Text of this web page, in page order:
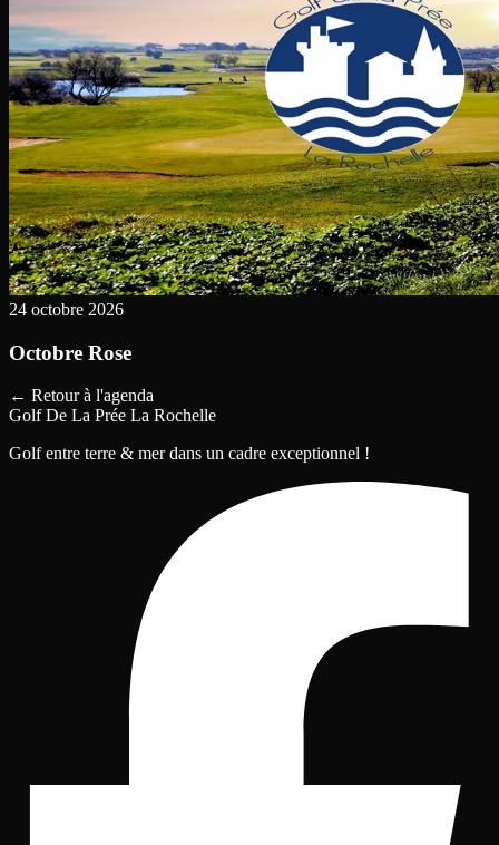
24 octobre 2026
Octobre Rose
← Retour à l'agenda
Golf De La Prée La Rochelle
Golf entre terre & mer dans un cadre exceptionnel !